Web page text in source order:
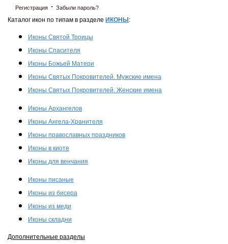
Регистрация · Забыли пароль?
Каталог икон по типам в разделе ИКОНЫ :
Иконы Святой Троицы
Иконы Спасителя
Иконы Божьей Матери
Иконы Святых Покровителей. Мужские имена
Иконы Святых Покровителей. Женские имена
Иконы Архангелов
Иконы Ангела-Хранителя
Иконы православных праздников
Иконы в киоте
Иконы для венчания
Иконы писаные
Иконы из бисера
Иконы из меди
Иконы складни
Дополнительные разделы